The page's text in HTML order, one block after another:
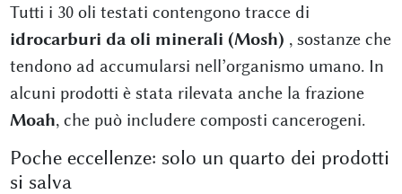
Tutti i 30 oli testati contengono tracce di
idrocarburi da oli minerali (Mosh) , sostanze che
tendono ad accumularsi nell’organismo umano. In
alcuni prodotti è stata rilevata anche la frazione
Moah, che può includere composti cancerogeni.
Poche eccellenze: solo un quarto dei prodotti
si salva